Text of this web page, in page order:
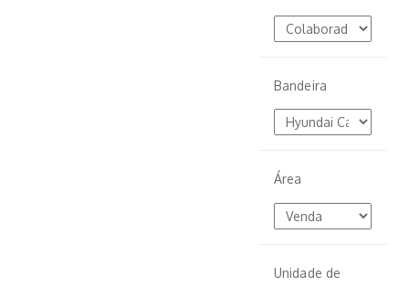
Bandeira
Área
Unidade de